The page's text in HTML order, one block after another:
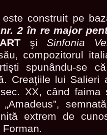
construit pe
2 în re major
şiSinfonia
compozitorul
spunându-se
Creaţiile lui
XX, când faima
extrem de